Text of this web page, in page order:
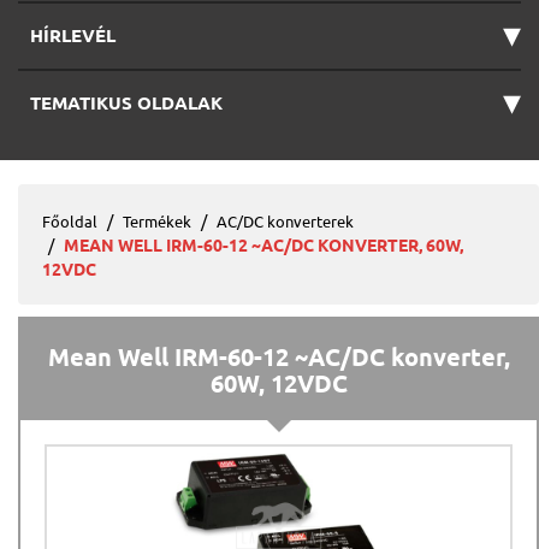
HÍRLEVÉL ▾
TEMATIKUS OLDALAK ▾
Főoldal Termékek AC/DC konverterek
MEAN WELL IRM-60-12 ~AC/DC KONVERTER, 60W,
12VDC
Mean Well IRM-60-12 ~AC/DC konverter,
60W, 12VDC